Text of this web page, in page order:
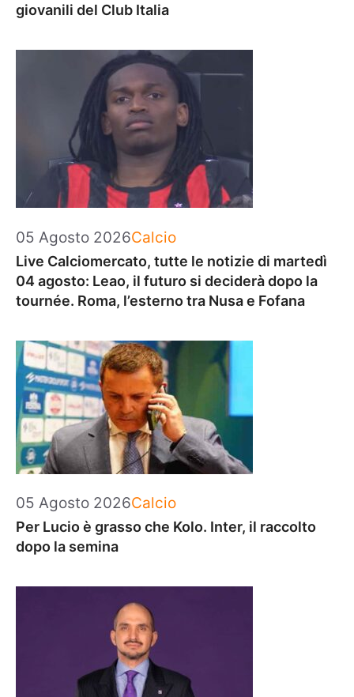
giovanili del Club Italia
05 Agosto 2026Categorie
Calcio
Live Calciomercato, tutte le notizie di martedì
04 agosto: Leao, il futuro si deciderà dopo la
tournée. Roma, l’esterno tra Nusa e Fofana
05 Agosto 2026Categorie
Calcio
Per Lucio è grasso che Kolo. Inter, il raccolto
dopo la semina